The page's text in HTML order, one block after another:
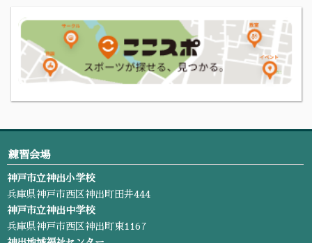
練習会場
神戸市立神出小学校
兵庫県神戸市西区神出町田井444
神戸市立神出中学校
兵庫県神戸市西区神出町東1167